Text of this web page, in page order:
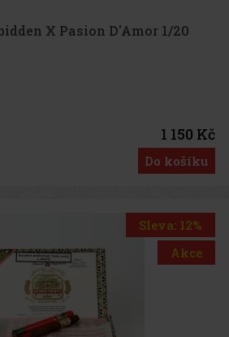
X Pasion D'Amor 1/20
1 150 Kč
Do košíku
Sleva: 12%
Akce